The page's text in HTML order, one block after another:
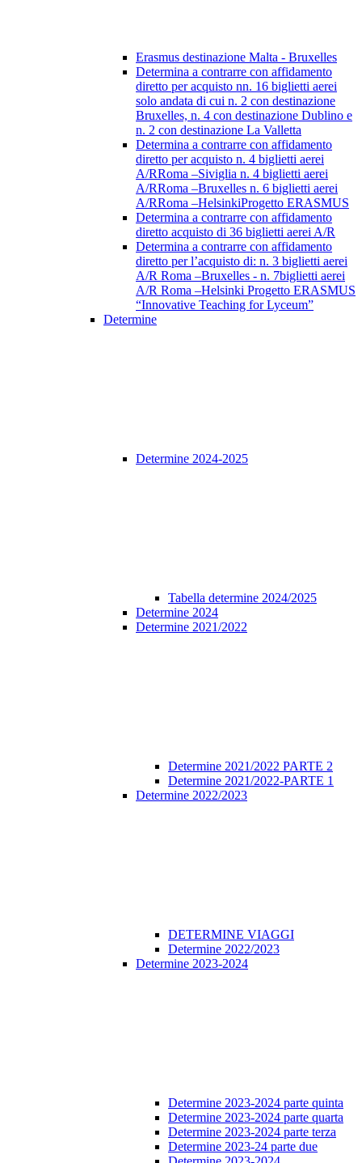
Erasmus destinazione Malta - Bruxelles
Determina a contrarre con affidamento
diretto per acquisto nn. 16 biglietti aerei
solo andata di cui n. 2 con destinazione
Bruxelles, n. 4 con destinazione Dublino e
n. 2 con destinazione La Valletta
Determina a contrarre con affidamento
diretto per acquisto n. 4 biglietti aerei
A/RRoma –Siviglia n. 4 biglietti aerei
A/RRoma –Bruxelles n. 6 biglietti aerei
A/RRoma –HelsinkiProgetto ERASMUS
Determina a contrarre con affidamento
diretto acquisto di 36 biglietti aerei A/R
Determina a contrarre con affidamento
diretto per l’acquisto di: n. 3 biglietti aerei
A/R Roma –Bruxelles - n. 7biglietti aerei
A/R Roma –Helsinki Progetto ERASMUS
“Innovative Teaching for Lyceum”
Determine
Determine 2024-2025
Tabella determine 2024/2025
Determine 2024
Determine 2021/2022
Determine 2021/2022 PARTE 2
Determine 2021/2022-PARTE 1
Determine 2022/2023
DETERMINE VIAGGI
Determine 2022/2023
Determine 2023-2024
Determine 2023-2024 parte quinta
Determine 2023-2024 parte quarta
Determine 2023-2024 parte terza
Determine 2023-24 parte due